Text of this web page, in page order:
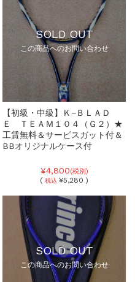
SOLD OUT
この商品へのお問い合わせ
【初級・中級】Ｋ−ＢＬＡＤ
Ｅ ＴＥＡＭ１０４（Ｇ２）★
工賃無料＆サービスガット付＆
BBオリジナルケース付
¥4,800(税別)
(税込 ¥5,280 )
SOLD OUT
この商品へのお問い合わせ